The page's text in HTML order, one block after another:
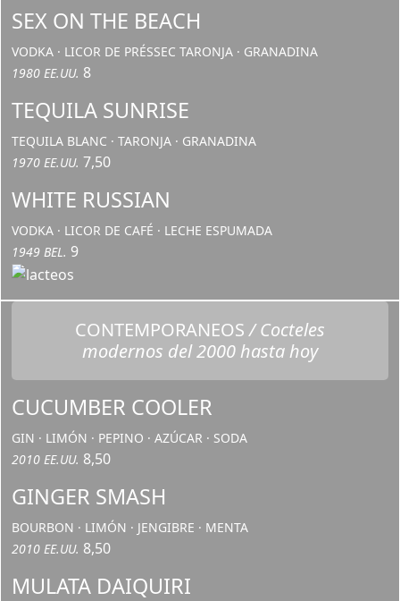
SEX ON THE BEACH
VODKA · LICOR DE PRÉSSEC TARONJA · GRANADINA
1980 EE.UU. 8
TEQUILA SUNRISE
TEQUILA BLANC · TARONJA · GRANADINA
1970 EE.UU. 7,50
WHITE RUSSIAN
VODKA · LICOR DE CAFÉ · LECHE ESPUMADA
1949 BEL. 9
CONTEMPORANEOS/ Cocteles
modernos del 2000 hasta hoy
CUCUMBER COOLER
GIN · LIMÓN · PEPINO · AZÚCAR · SODA
2010 EE.UU. 8,50
GINGER SMASH
BOURBON · LIMÓN · JENGIBRE · MENTA
2010 EE.UU. 8,50
MULATA DAIQUIRI